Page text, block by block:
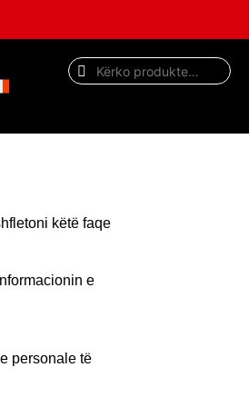
këtë faqe
e
personale të